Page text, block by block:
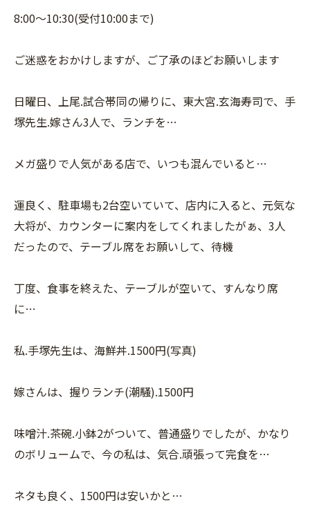
8:00〜10:30(受付10:00まで)
ご迷惑をおかけしますが、ご了承のほどお願いします
日曜日、上尾.試合帯同の帰りに、東大宮.玄海寿司で、手
塚先生.嫁さん3人で、ランチを…
メガ盛りで人気がある店で、いつも混んでいると…
運良く、駐車場も2台空いていて、店内に入ると、元気な
大将が、カウンターに案内をしてくれましたがぁ、3人
だったので、テーブル席をお願いして、待機
丁度、食事を終えた、テーブルが空いて、すんなり席
に…
私.手塚先生は、海鮮丼.1500円(写真)
嫁さんは、握りランチ(潮騒).1500円
味噌汁.茶碗.小鉢2がついて、普通盛りでしたが、かなり
のボリュームで、今の私は、気合.頑張って完食を…
ネタも良く、1500円は安いかと…